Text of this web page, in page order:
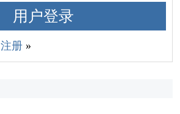
用户登录
注册 »